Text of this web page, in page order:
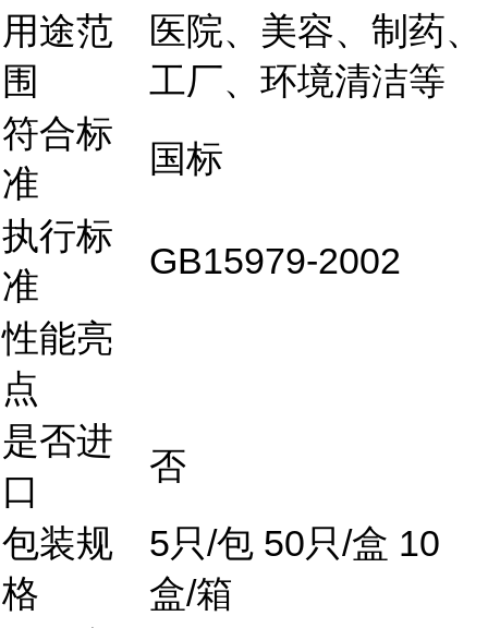
用途范
围
医院、美容、制药、
工厂、环境清洁等
符合标
准
国标
执行标
准
GB15979-2002
性能亮
点
是否进
口
否
包装规
格
5只/包 50只/盒 10
盒/箱